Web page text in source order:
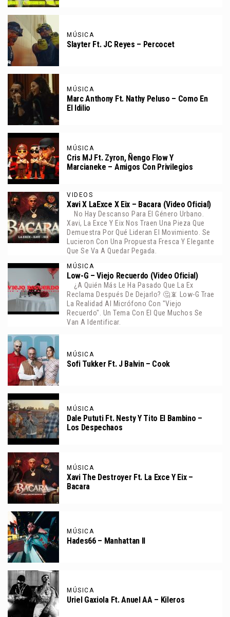
MÚSICA
Slayter Ft. JC Reyes – Percocet
MÚSICA
Marc Anthony Ft. Nathy Peluso – Como En
El Idilio
MÚSICA
Cris MJ Ft. Zyron, Ñengo Flow Y
Marcianeke – Amigos Con Privilegios
VIDEOS
Xavi X LaExce X Eix – Bacara (Video Oficial)
No Hay Descanso Para El Género Urbano.
Xavi, La Exce Y Eix Nos Traen Una Pieza Que
Demuestra Por Qué Lideran El Movimiento. Se
Lucieron Con Una Propuesta Fresca Y Elegante
Que Se Va A Quedar Pegada.
MÚSICA
Low-G – Viejo Recuerdo (Video Oficial)
¿A Quién Más Le Ha Pasado Que La Ex
Reclama Después De Dejarlo? 🤔📵 Low-G Trae
La Realidad Al Micrófono Con "Viejo
Recuerdo". Un Tema Con El Que Muchos Se
Van A Identificar.
MÚSICA
Sofi Tukker Ft. J Balvin – Cook
MÚSICA
Dale Pututi Ft. Nesty Y Tito El Bambino –
Los Despechaos
MÚSICA
Xavi The Destroyer Ft. La Exce Y Eix –
Bacara
MÚSICA
Hades66 – Manhattan II
MÚSICA
Uriel Gaxiola Ft. Anuel AA – Kileros